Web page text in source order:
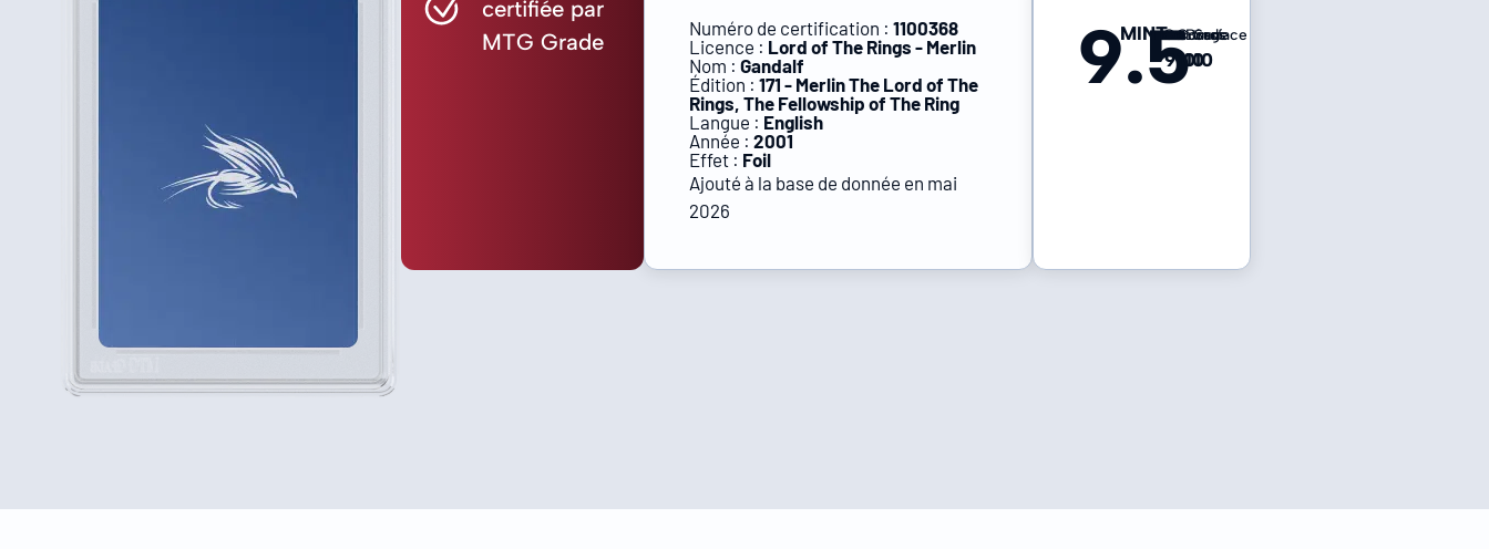
certifiée par
MTG Grade
Numéro de certification :1100368
Licence : Lord of The Rings - Merlin
Nom :Gandalf
Édition :171 - Merlin The Lord of The
Rings, The Fellowship of The Ring
Langue : English
Année :2001
Effet : Foil
Ajouté à la base de donnée en mai
2026
9.5
MINTCentrage
9
Coins
10
Bords
10
Surface
10